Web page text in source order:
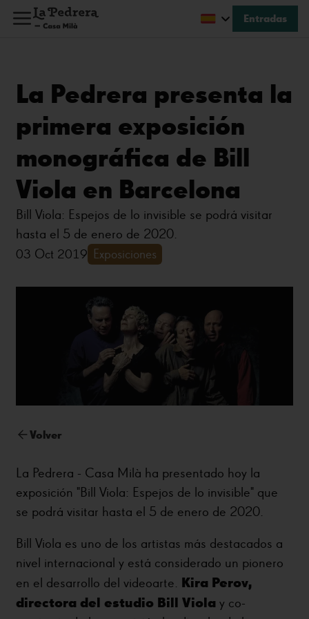
Entradas
La Pedrera presenta la
primera exposición
monográfica de Bill
Viola en Barcelona
Bill Viola: Espejos de lo invisible se podrá visitar
hasta el 5 de enero de 2020.
03 Oct 2019 Exposiciones
Volver
La Pedrera - Casa Milà ha presentado hoy la
exposición "Bill Viola: Espejos de lo invisible" que
se podrá visitar hasta el 5 de enero de 2020.
Bill Viola es uno de los artistas más destacados a
nivel internacional y está considerado un pionero
en el desarrollo del videoarte. Kira Perov,
directora del estudio Bill Viola y co-